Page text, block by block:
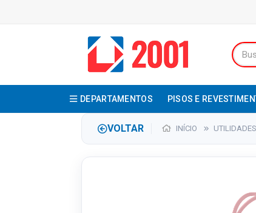
DEPARTAMENTOS PISOS E
VOLTAR INÍCIO